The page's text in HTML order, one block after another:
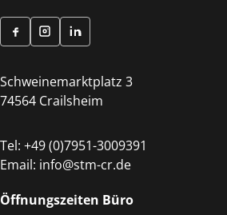
Schweinemarktplatz 3
74564 Crailsheim
Tel: +49 (0)7951-3009391
Email: info@stm-cr.de
Öffnungszeiten Büro